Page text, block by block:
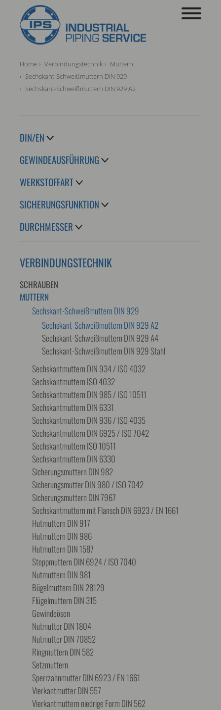
Home Verbindungstechnik
Muttern
Sechskant-Schweißmuttern DIN 929
Sechskant-Schweißmuttern DIN 929 A2
DIN/EN
GEWINDEAUSFÜHRUNG
WERKSTOFFART
SICHERUNGSFUNKTION
DURCHMESSER
VERBINDUNGSTECHNIK
SCHRAUBEN
MUTTERN
Sechskant-Schweißmuttern DIN 929
Sechskant-Schweißmuttern DIN 929 A2
Sechskant-Schweißmuttern DIN 929 A4
Sechskant-Schweißmuttern DIN 929 Stahl
Sechskantmuttern DIN 934 / ISO 4032
Sechskantmuttern ISO 4032
Sechskantmuttern DIN 985 / ISO 10511
Sechskantmuttern DIN 6331
Sechskantmuttern DIN 936 / ISO 4035
Sechskantmuttern DIN 6925 / ISO 7042
Sechskantmuttern ISO 10511
Sechskantmuttern DIN 6330
Sicherungsmuttern DIN 982
Sicherungsmutter DIN 980 / ISO 7042
Sicherungsmuttern DIN 7967
Sechskantmuttern mit Flansch DIN 6923 / EN 1661
Hutmuttern DIN 917
Hutmuttern DIN 986
Hutmuttern DIN 1587
Stoppmuttern DIN 6924 / ISO 7040
Nutmuttern DIN 981
Bügelmuttern DIN 28129
Flügelmuttern DIN 315
Gewindeösen
Nutmutter DIN 1804
Nutmutter DIN 70852
Ringmuttern DIN 582
Setzmuttern
Sperrzahnmutter DIN 6923 / EN 1661
Vierkantmutter DIN 557
Vierkantmuttern niedrige Form DIN 562